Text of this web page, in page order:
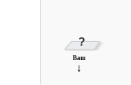
?
Ваш
↓